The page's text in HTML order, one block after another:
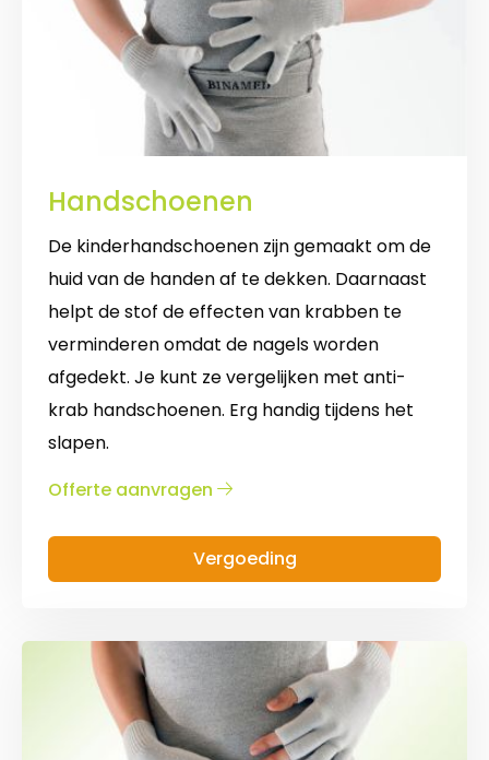
Handschoenen
De kinderhandschoenen zijn gemaakt om de
huid van de handen af te dekken. Daarnaast
helpt de stof de effecten van krabben te
verminderen omdat de nagels worden
afgedekt. Je kunt ze vergelijken met anti-
krab handschoenen. Erg handig tijdens het
slapen.
Offerte aanvragen over
Vergoeding